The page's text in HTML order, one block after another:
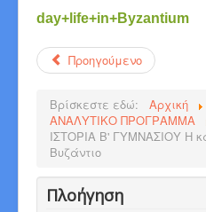
day+life+in+Byzantium
Προηγούμενο
Βρίσκεστε εδώ:
Αρχική
ΑΝΑΛΥΤΙΚΟ ΠΡΟΓΡΑΜΜΑ
ΙΣΤΟΡΙΑ Β' ΓΥΜΝΑΣΙΟΥ Η
Βυζάντιο
Πλοήγηση